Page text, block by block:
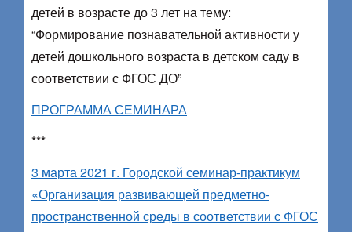
детей в возрасте до 3 лет на тему:
“Формирование познавательной активности у
детей дошкольного возраста в детском саду в
соответствии с ФГОС ДО”
ПРОГРАММА СЕМИНАРА
***
3 марта 2021 г. Городской семинар-практикум
«Организация развивающей предметно-
пространственной среды в соответствии с ФГОС